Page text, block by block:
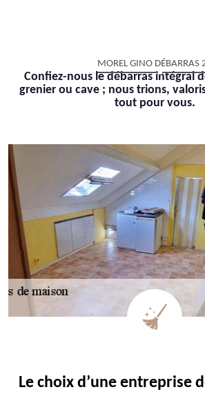
MOREL GINO DÉBARRAS
Confiez-nous le débarras intégral
grenier ou cave ; nous trions,
tout pour vous.
Le choix d’une entreprise